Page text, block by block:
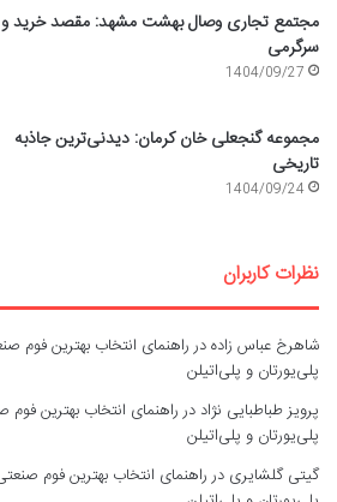
مجتمع تجاری وصال بهشت مشهد: مقصد خرید و
سرگرمی
1404/09/27
مجموعه گنجعلی خان کرمان: دیدنی‌ترین جاذبه
تاریخی
1404/09/24
نظرات کاربران
شاهرخ عباس زادهدر
پلی‌یورتان و پلی‌اتیلن
پرویز طباطبایی نژاد در
پلی‌یورتان و پلی‌اتیلن
گیتی گلشایری در